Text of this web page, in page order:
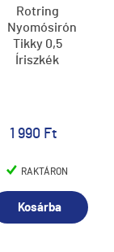
Rotring
Nyomósirón
Tikky 0,5
Íriszkék
1 990 Ft
RAKTÁRON
Kosárba